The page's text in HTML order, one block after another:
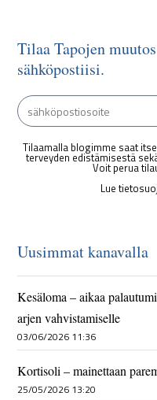
Tilaa Tapojen
sähköpostiisi.
Tilaamalla blogimme saat
terveyden edistämisestä
Voit perua
Lue
Uusimmat kanavalla
Kesäloma – aikaa
arjen vahvistamiselle
03/06/2026 11:36
Kortisoli – mainettaan
25/05/2026 13:20